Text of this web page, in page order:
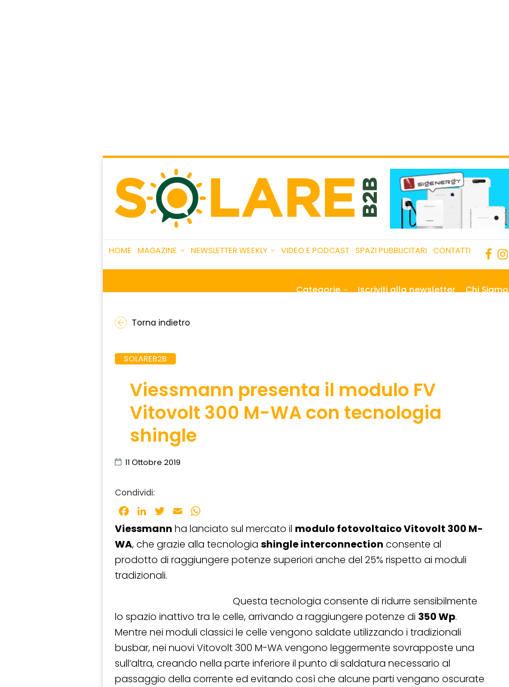
HOME MAGAZINE NEWSLETTER WEEKLY VIDEO E PODCAST SPAZI PUBBLICITARI CONTATTI
Categorie Iscriviti alla newsletter Chi Siamo
Torna indietro
SOLAREB2B
Viessmann presenta il modulo FV
Vitovolt 300 M-WA con tecnologia
shingle
11 Ottobre 2019
Condividi:
Facebook
LinkedInTwitter
Email
Viessmann ha lanciato sul mercato il modulo fotovoltaico Vitovolt 300 M-
WA, che grazie alla tecnologia shingle interconnection consente al
prodotto di raggiungere potenze superiori anche del 25% rispetto ai moduli
tradizionali.
Questa tecnologia consente di ridurre sensibilmente
lo spazio inattivo tra le celle, arrivando a raggiungere potenze di 350 Wp.
Mentre nei moduli classici le celle vengono saldate utilizzando i tradizionali
busbar, nei nuovi Vitovolt 300 M-WA vengono leggermente sovrapposte una
sull’altra, creando nella parte inferiore il punto di saldatura necessario al
passaggio della corrente ed evitando così che alcune parti vengano oscurate